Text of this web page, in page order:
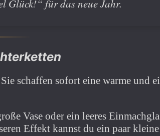
Glück!“ für das neue Jahr.
schaffen sofort eine warme und
Vase oder ein leeres
Effekt kannst du ein paar